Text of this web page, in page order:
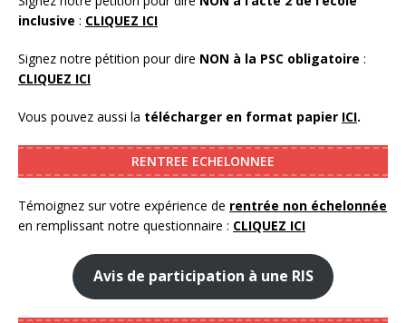
inclusive : CLIQUEZ ICI
Signez notre pétition pour dire NON à la PSC obligatoire :
CLIQUEZ ICI
Vous pouvez aussi la télécharger en format papier ICI.
RENTREE ECHELONNEE
Témoignez sur votre expérience de rentrée non échelonnée
en remplissant notre questionnaire : CLIQUEZ ICI
Avis de participation à une RIS